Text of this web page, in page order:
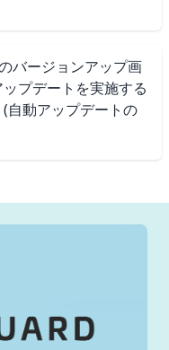
バージョンアップ画
プデートを実施する
自動アップデートの